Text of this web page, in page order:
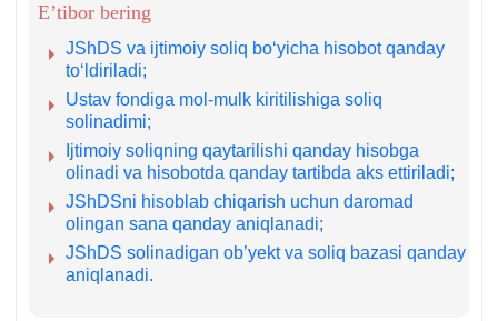
1-
2-
va
q.
E’tibor bering
JShDS va ijtimoiy soliq boʻyicha hisobot qanday
toʻldiriladi;
Ustav fondiga mol-mulk kiritilishiga soliq
solinadimi;
Ijtimoiy soliqning qaytarilishi qanday hisobga
olinadi va hisobotda qanday tartibda aks ettiriladi;
JShDSni hisoblab chiqarish uchun daromad
olingan sana qanday aniqlanadi;
JShDS solinadigan ob’yekt va soliq bazasi qanday
aniqlanadi.